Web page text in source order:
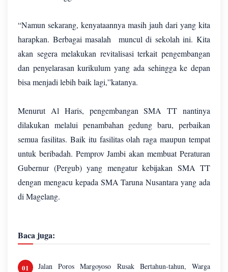
“Namun sekarang, kenyataannya masih jauh dari yang kita
harapkan. Berbagai masalah muncul di sekolah ini. Kita
akan segera melakukan revitalisasi terkait pengembangan
dan penyelarasan kurikulum yang ada sehingga ke depan
bisa menjadi lebih baik lagi,”katanya.
Menurut Al Haris, pengembangan SMA TT nantinya
dilakukan melalui penambahan gedung baru, perbaikan
semua fasilitas. Baik itu fasilitas olah raga maupun tempat
untuk beribadah. Pemprov Jambi akan membuat Peraturan
Gubernur (Pergub) yang mengatur kebijakan SMA TT
dengan mengacu kepada SMA Taruna Nusantara yang ada
di Magelang.
Baca juga:
Jalan Poros Margoyoso Rusak Bertahun-tahun, Warga